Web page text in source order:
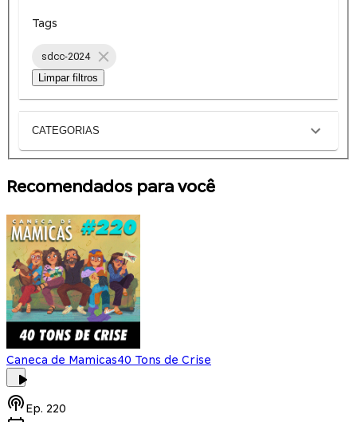
Tags
sdcc-2024
Limpar filtros
CATEGORIAS
Recomendados para você
Caneca de Mamicas40 Tons de Crise
Ep. 220